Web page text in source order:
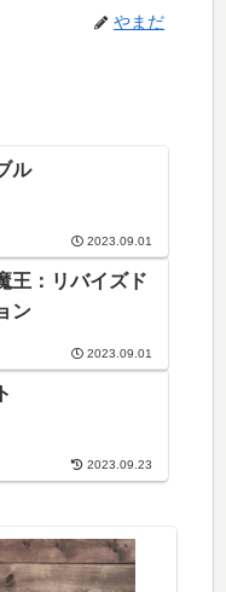
やまだ
ル
2023.09.01
王：リバイズド
ン
2023.09.01
2023.09.23